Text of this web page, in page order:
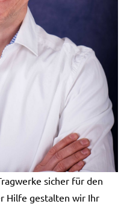
sicher für den
Hilfe gestalten wir Ihr